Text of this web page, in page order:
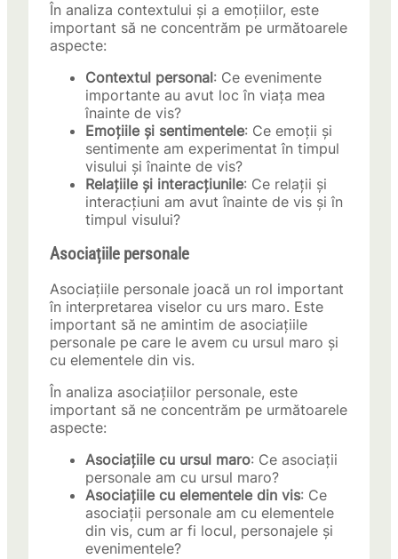
În analiza contextului și a emoțiilor, este
important să ne concentrăm pe următoarele
aspecte:
Contextul personal: Ce evenimente
importante au avut loc în viața mea
înainte de vis?
Emoțiile și sentimentele: Ce emoții și
sentimente am experimentat în timpul
visului și înainte de vis?
Relațiile și interacțiunile: Ce relații și
interacțiuni am avut înainte de vis și în
timpul visului?
Asociațiile personale
Asociațiile personale joacă un rol important
în interpretarea viselor cu urs maro. Este
important să ne amintim de asociațiile
personale pe care le avem cu ursul maro și
cu elementele din vis.
În analiza asociațiilor personale, este
important să ne concentrăm pe următoarele
aspecte:
Asociațiile cu ursul maro: Ce asociații
personale am cu ursul maro?
Asociațiile cu elementele din vis: Ce
asociații personale am cu elementele
din vis, cum ar fi locul, personajele și
evenimentele?